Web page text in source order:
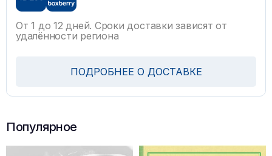
От 1 до 12 дней. Сроки доставки зависят от
удалённости региона
ПОДРОБНЕЕ О ДОСТАВКЕ
Популярное